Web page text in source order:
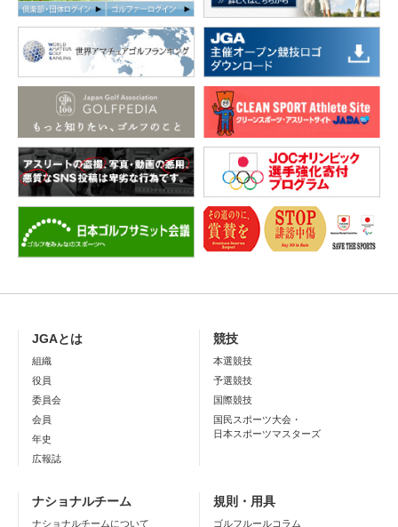
JGAとは
組織
役員
委員会
会員
年史
広報誌
競技
本選競技
予選競技
国際競技
国民スポーツ大会・
日本スポーツマスターズ
ナショナルチーム
ナショナルチームについて
規則・用具
ゴルフルールコラム